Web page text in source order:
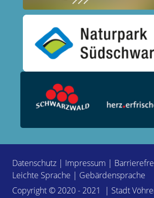
Datenschutz | Impressum |
Leichte Sprache | Gebärdensprache
Copyright © 2020 - 2021 | Stadt